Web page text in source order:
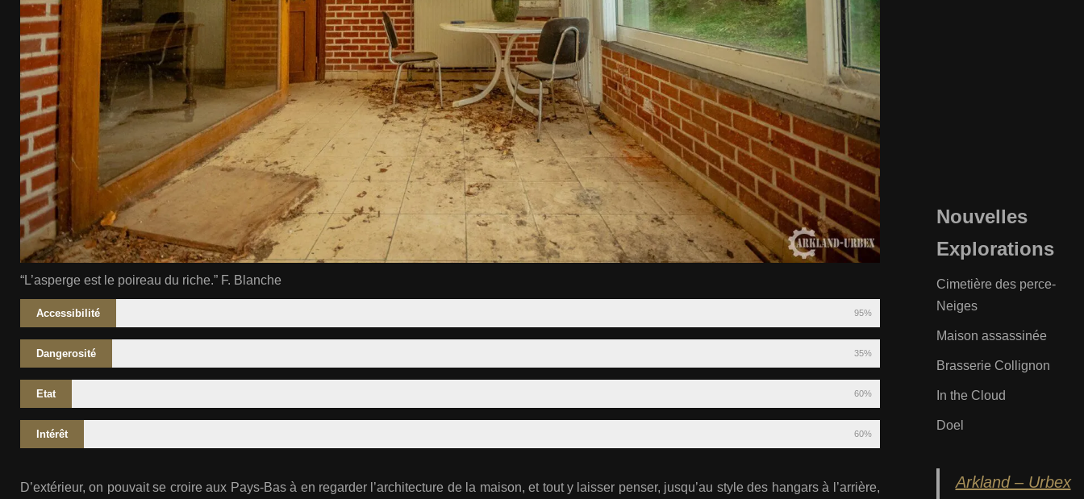
“L’asperge est le poireau du riche.” F. Blanche
Accessibilité 95%
Dangerosité 35%
Etat 60%
Intérêt 60%
D’extérieur, on pouvait se croire aux Pays-Bas à en regarder l’architecture de la maison, et tout y laisser penser, jusqu’au style des hangars à l’arrière,
Nouvelles
Explorations
Cimetière des perce-
Neiges
Maison assassinée
Brasserie Collignon
In the Cloud
Doel
Arkland – Urbex